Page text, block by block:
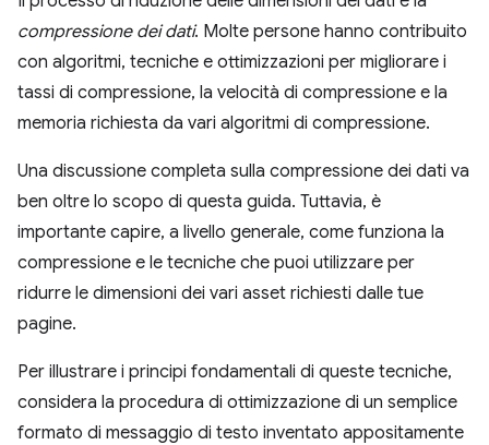
compressione dei dati. Molte persone hanno contribuito
con algoritmi, tecniche e ottimizzazioni per migliorare i
tassi di compressione, la velocità di compressione e la
memoria richiesta da vari algoritmi di compressione.
Una discussione completa sulla compressione dei dati va
ben oltre lo scopo di questa guida. Tuttavia, è
importante capire, a livello generale, come funziona la
compressione e le tecniche che puoi utilizzare per
ridurre le dimensioni dei vari asset richiesti dalle tue
pagine.
Per illustrare i principi fondamentali di queste tecniche,
considera la procedura di ottimizzazione di un semplice
formato di messaggio di testo inventato appositamente